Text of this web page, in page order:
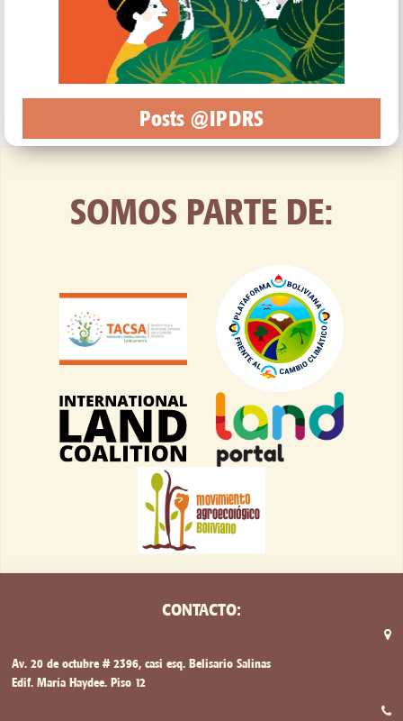
Posts @IPDRS
SOMOS PARTE DE:
CONTACTO:
Av. 20 de octubre # 2396, casi esq. Belisario Salinas
Edif. María Haydee. Piso 12